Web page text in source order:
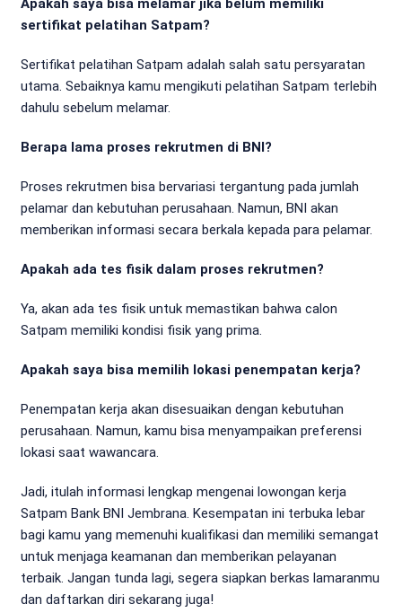
Apakah saya bisa melamar jika belum memiliki
sertifikat pelatihan Satpam?
Sertifikat pelatihan Satpam adalah salah satu persyaratan
utama. Sebaiknya kamu mengikuti pelatihan Satpam terlebih
dahulu sebelum melamar.
Berapa lama proses rekrutmen di BNI?
Proses rekrutmen bisa bervariasi tergantung pada jumlah
pelamar dan kebutuhan perusahaan. Namun, BNI akan
memberikan informasi secara berkala kepada para pelamar.
Apakah ada tes fisik dalam proses rekrutmen?
Ya, akan ada tes fisik untuk memastikan bahwa calon
Satpam memiliki kondisi fisik yang prima.
Apakah saya bisa memilih lokasi penempatan kerja?
Penempatan kerja akan disesuaikan dengan kebutuhan
perusahaan. Namun, kamu bisa menyampaikan preferensi
lokasi saat wawancara.
Jadi, itulah informasi lengkap mengenai lowongan kerja
Satpam Bank BNI Jembrana. Kesempatan ini terbuka lebar
bagi kamu yang memenuhi kualifikasi dan memiliki semangat
untuk menjaga keamanan dan memberikan pelayanan
terbaik. Jangan tunda lagi, segera siapkan berkas lamaranmu
dan daftarkan diri sekarang juga!